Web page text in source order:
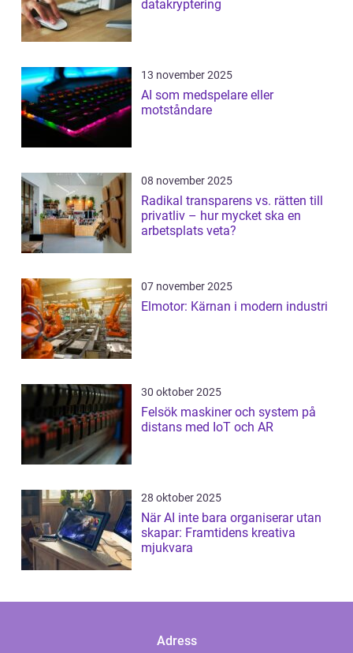
datakryptering
13 november 2025
AI som medspelare eller
motståndare
08 november 2025
Radikal transparens vs. rätten till
privatliv – hur mycket ska en
arbetsplats veta?
07 november 2025
Elmotor: Kärnan i modern industri
30 oktober 2025
Felsök maskiner och system på
distans med IoT och AR
28 oktober 2025
När AI inte bara organiserar utan
skapar: Framtidens kreativa
mjukvara
Adress